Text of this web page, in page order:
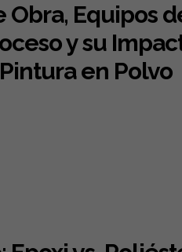
Equipos
y su
en Polvo